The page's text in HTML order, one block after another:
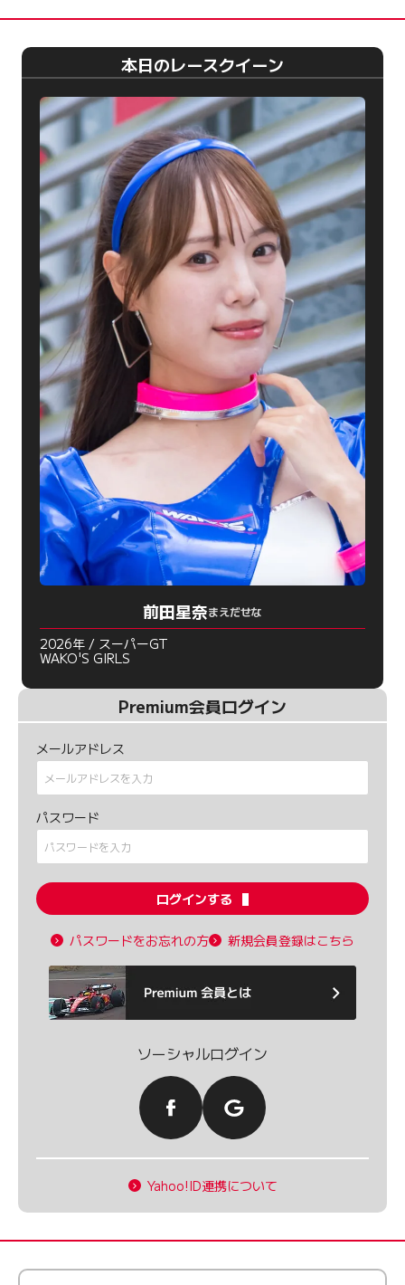
本日のレースクイーン
前田星奈まえだせな
2026年 / スーパーGT
WAKO'S GIRLS
Premium会員ログイン
メールアドレス
パスワード
ログインする
パスワードをお忘れの方 新規会員登録はこちら
ソーシャルログイン
Yahoo!ID連携について